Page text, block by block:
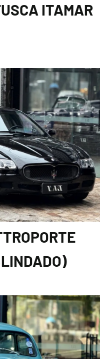
ITAMAR